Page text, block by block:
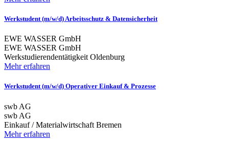
Werkstudent (m/w/d) Arbeitsschutz & Datensicherheit
EWE WASSER GmbH
EWE WASSER GmbH
Werkstudierendentätigkeit Oldenburg
Mehr erfahren
Werkstudent (m/w/d) Operativer Einkauf & Prozesse
swb AG
swb AG
Einkauf / Materialwirtschaft Bremen
Mehr erfahren